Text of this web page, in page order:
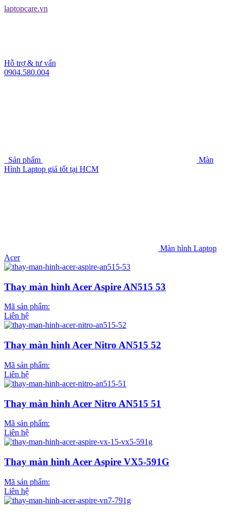
laptopcare.vn
Hỗ trợ & tư vấn
0904.580.004
Sản phẩm
Màn
Hình Laptop giá tốt tại HCM
Màn hình Laptop
Acer
Thay màn hình Acer Aspire AN515 53
Mã sản phẩm:
Liên hệ
Thay màn hình Acer Nitro AN515 52
Mã sản phẩm:
Liên hệ
Thay màn hình Acer Nitro AN515 51
Mã sản phẩm:
Liên hệ
Thay màn hình Acer Aspire VX5-591G
Mã sản phẩm:
Liên hệ